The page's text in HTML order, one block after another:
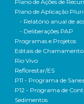
Plano de Ações de
Plano de Aplicação
- Relatório anual de
- Deliberações PAP
Programas e Projetos
Editais de
Rio Vivo
Reflorestar/ES
P11 - Programa de
P12 - Programa de
Sedimentos